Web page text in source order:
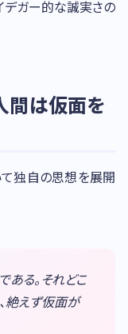
デガー的な誠実さの
間は仮面を
独自の思想を展開
る。それどこ
絶えず仮面が